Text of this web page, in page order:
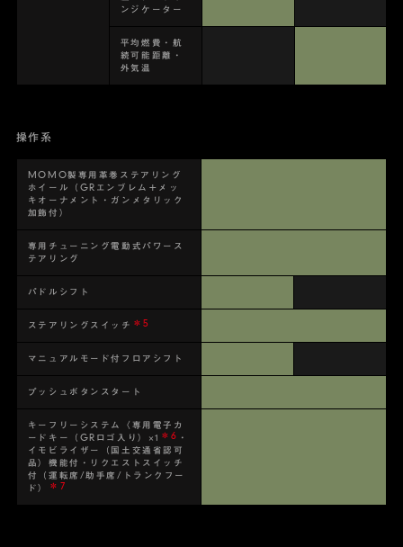
ンジケーター
平均燃費・航
続可能距離・
外気温
操作系
MOMO製専用革巻ステアリング
ホイール（GRエンブレム＋メッ
キオーナメント・ガンメタリック
加飾付）
専用チューニング電動式パワース
テアリング
パドルシフト
ステアリングスイッチ ＊5
マニュアルモード付フロアシフト
プッシュボタンスタート
キーフリーシステム〈専用電子カ
ードキー（GRロゴ入り）×1 ＊6 ・
イモビライザー（国土交通省認可
品）機能付・リクエストスイッチ
付（運転席/助手席/トランクフー
ド）
＊7